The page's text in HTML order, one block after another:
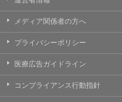
メディア関係者の方へ
プライバシーポリシー
医療広告ガイドライン
コンプライアンス行動指針